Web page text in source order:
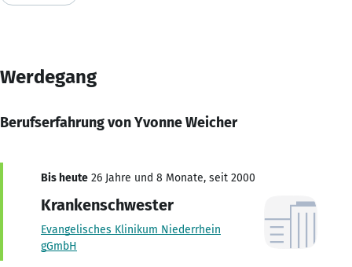
Werdegang
Berufserfahrung von Yvonne Weicher
Bis heute 26 Jahre und 8 Monate, seit 2000
Krankenschwester
Evangelisches Klinikum Niederrhein
gGmbH